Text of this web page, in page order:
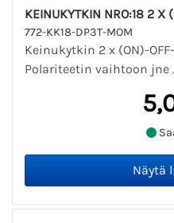
KEINUKYTKIN NRO:18 2 X
772-KK18-DP3T-MOM
Keinukytkin 2 x (ON)-
Polariteetin vaihtoon jne